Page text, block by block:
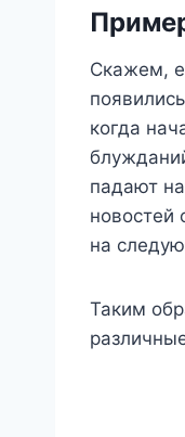
Скажем,
когда
падают
новостей
на
Таким